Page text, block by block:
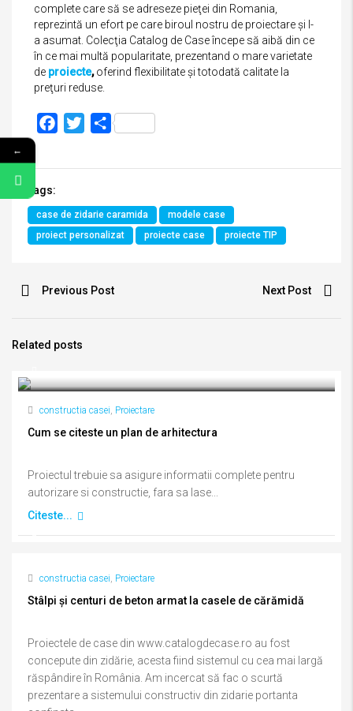
complete care să se adreseze pieţei din Romania,
reprezintă un efort pe care biroul nostru de proiectare şi l-
a asumat. Colecţia Catalog de Case începe să aibă din ce
în ce mai multă popularitate, prezentand o mare varietate
de proiecte,oferind flexibilitate şi totodată calitate la
preţuri reduse.
Facebook
TwitterPartajează
Tags:
case de zidarie caramida
modele case
proiect personalizat
proiecte case proiecte TIP
Previous Post Next Post
Related posts
constructia casei, Proiectare
Cum se citeste un plan de arhitectura
Proiectul trebuie sa asigure informatii complete pentru
autorizare si constructie, fara sa lase...
Citeste...
constructia casei, Proiectare
Stâlpi și centuri de beton armat la casele de cărămidă
Proiectele de case din www.catalogdecase.ro au fost
concepute din zidărie, acesta fiind sistemul cu cea mai largă
răspândire în România. Am incercat să fac o scurtă
prezentare a sistemului constructiv din zidarie portanta
←